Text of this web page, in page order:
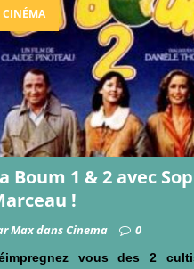
CINÉMA
Boum 1 & 2 avec
!
Max dans Cinema 0
vous des 2